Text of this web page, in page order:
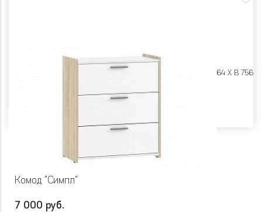
Ш 1120 X Г 464 X В 756
Комод "Симпл"
7 000 руб.